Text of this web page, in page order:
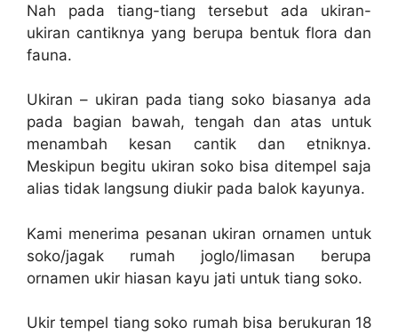
Nah pada tiang-tiang tersebut ada ukiran-
ukiran cantiknya yang berupa bentuk flora dan
fauna.
Ukiran – ukiran pada tiang soko biasanya ada
pada bagian bawah, tengah dan atas untuk
menambah kesan cantik dan etniknya.
Meskipun begitu ukiran soko bisa ditempel saja
alias tidak langsung diukir pada balok kayunya.
Kami menerima pesanan ukiran ornamen untuk
soko/jagak rumah joglo/limasan berupa
ornamen ukir hiasan kayu jati untuk tiang soko.
Ukir tempel tiang soko rumah bisa berukuran 18